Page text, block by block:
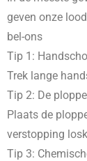
geven onze
bel-ons
Tip 1:
Trek lange
Tip 2: De
Plaats de
verstopping
Tip 3: